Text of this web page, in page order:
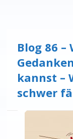
Blog 86
kannst –
schwer